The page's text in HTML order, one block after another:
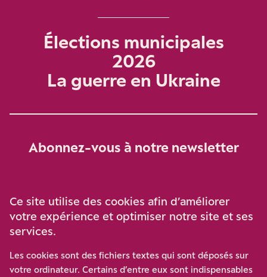
Élections municipales
2026
La guerre en Ukraine
Abonnez-vous à notre newsletter
Participez à notre effort pour conforter la démocratie en
Ce site utilise des cookies afin d’améliorer
votre expérience et optimiser notre site et ses
services.
Les cookies sont des fichiers textes qui sont déposés sur
votre ordinateur. Certains d’entre eux sont indispensables